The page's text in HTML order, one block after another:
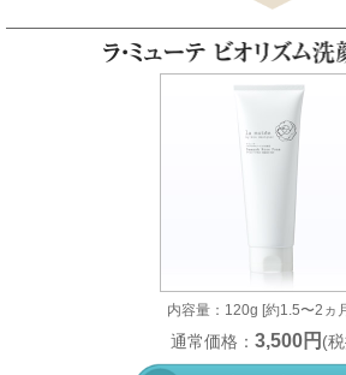
内容量：120g [約1.5〜2ヵ
通常価格： 3,500円 (